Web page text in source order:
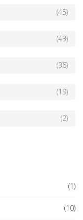
(45)
(43)
(36)
(19)
(2)
(1)
(10)